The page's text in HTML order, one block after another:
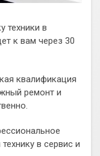
техники в
к вам через 30
квалификация
ремонт и
в сервис и